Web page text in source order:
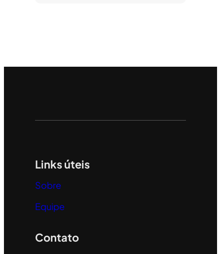
Links úteis
Sobre
Equipe
Contato